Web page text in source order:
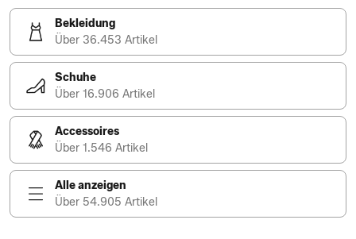
Bekleidung
Über 36.453 Artikel
Schuhe
Über 16.906 Artikel
Accessoires
Über 1.546 Artikel
Alle anzeigen
Über 54.905 Artikel